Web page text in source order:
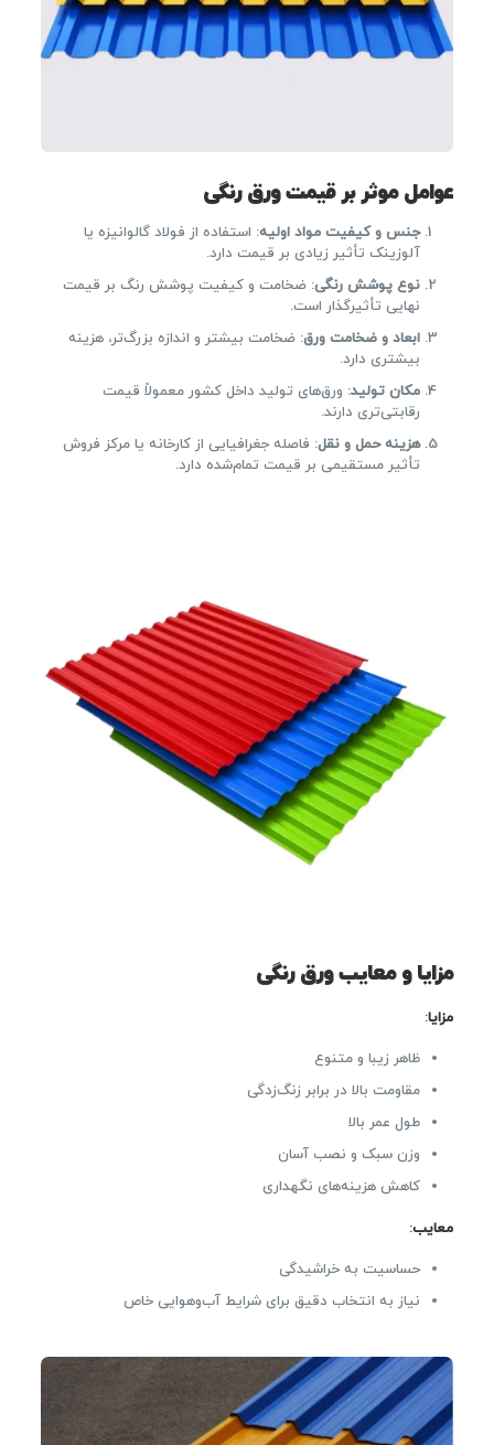
عوامل موثر بر قیمت ورق رنگی
جنس و کیفیت مواد اولیه: استفاده از فولاد گالوانیزه یا
آلوزینک تأثیر زیادی بر قیمت دارد.
نوع پوشش رنگی: ضخامت و کیفیت پوشش رنگ بر قیمت
نهایی تأثیرگذار است.
ابعاد و ضخامت ورق: ضخامت بیشتر و اندازه بزرگ‌تر، هزینه
بیشتری دارد.
مکان تولید: ورق‌های تولید داخل کشور معمولاً قیمت
رقابتی‌تری دارند.
هزینه حمل و نقل: فاصله جغرافیایی از کارخانه یا مرکز فروش
تأثیر مستقیمی بر قیمت تمام‌شده دارد.
مزایا و معایب ورق رنگی
مزایا:
ظاهر زیبا و متنوع
مقاومت بالا در برابر زنگ‌زدگی
طول عمر بالا
وزن سبک و نصب آسان
کاهش هزینه‌های نگهداری
معایب:
حساسیت به خراشیدگی
نیاز به انتخاب دقیق برای شرایط آب‌وهوایی خاص